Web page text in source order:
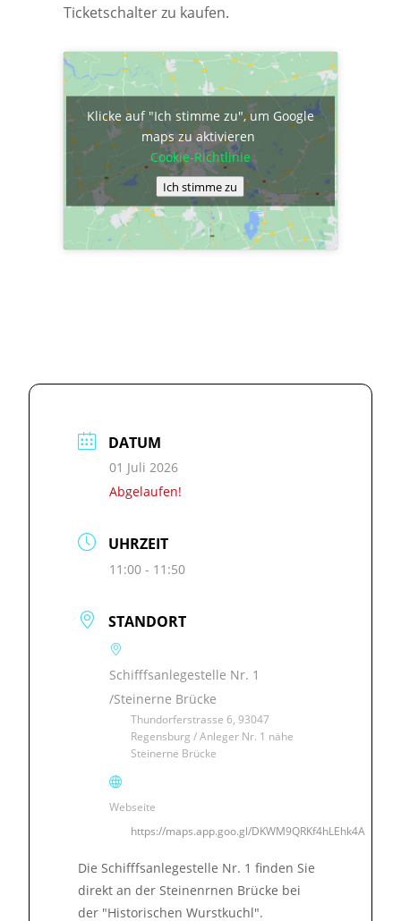
Ticketschalter zu kaufen.
Klicke auf "Ich stimme zu", um Google
maps zu aktivieren
Cookie-Richtlinie
Ich stimme zu
DATUM
01 Juli 2026
Abgelaufen!
UHRZEIT
11:00 - 11:50
STANDORT
Schifffsanlegestelle Nr. 1
/Steinerne Brücke
Thundorferstrasse 6, 93047
Regensburg / Anleger Nr. 1 nähe
Steinerne Brücke
Webseite
https://maps.app.goo.gl/DKWM9QRKf4hLEhk4A
Die Schifffsanlegestelle Nr. 1 finden Sie
direkt an der Steinenrnen Brücke bei
der "Historischen Wurstkuchl".